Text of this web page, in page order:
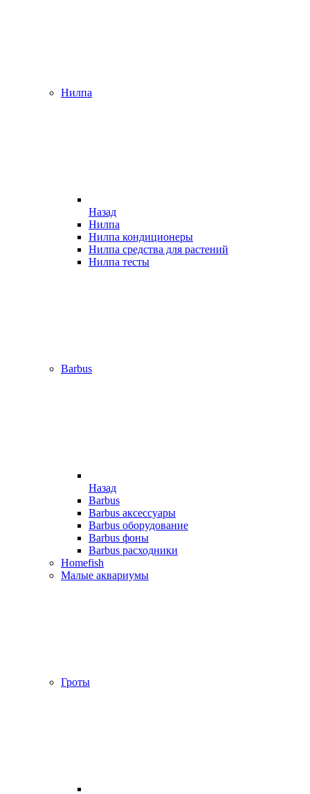
Нилпа
Назад
Нилпа
Нилпа кондиционеры
Нилпа средства для растений
Нилпа тесты
Barbus
Назад
Barbus
Barbus аксессуары
Barbus оборудование
Barbus фоны
Barbus расходники
Homefish
Малые аквариумы
Гроты